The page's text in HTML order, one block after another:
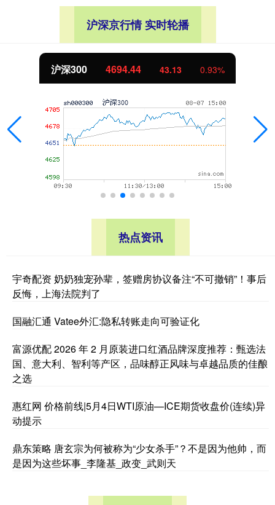
沪深京行情 实时轮播
北证50 1134.24 11.37 1.01%
热点资讯
宇奇配资 奶奶独宠孙辈，签赠房协议备注“不可撤销”！事后
反悔，上海法院判了
国融汇通 Vatee外汇:隐私转账走向可验证化
富源优配 2026 年 2 月原装进口红酒品牌深度推荐：甄选法
国、意大利、智利等产区，品味醇正风味与卓越品质的佳酿
之选
惠红网 价格前线|5月4日WTI原油—ICE期货收盘价(连续)异
动提示
鼎东策略 唐玄宗为何被称为“少女杀手”？不是因为他帅，而
是因为这些坏事_李隆基_政变_武则天